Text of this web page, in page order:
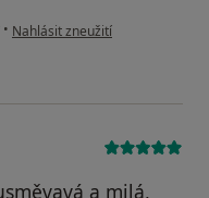
• podle názoru uživatele Zdeněk
Nahlásit zneužití
a milá,